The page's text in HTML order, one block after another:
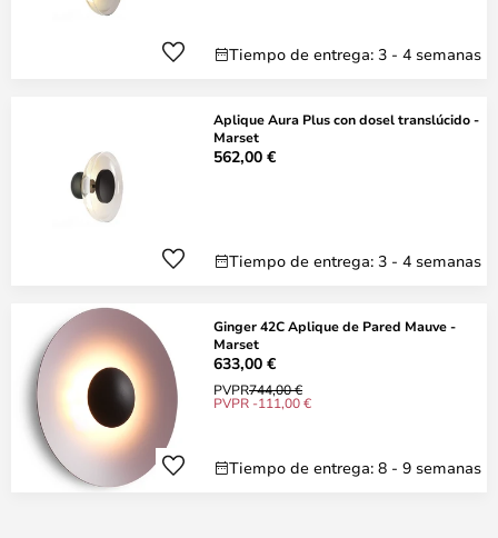
Tiempo de entrega: 3 - 4 semanas
Aplique Aura Plus con dosel translúcido -
Marset
562,00 €
Tiempo de entrega: 3 - 4 semanas
Ginger 42C Aplique de Pared Mauve -
Marset
633,00 €
PVPR744,00 €
PVPR -111,00 €
Tiempo de entrega: 8 - 9 semanas